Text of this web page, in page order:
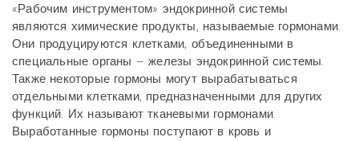
«Рабочим инструментом» эндокринной системы
являются химические продукты, называемые гормонами.
Они продуцируются клетками, объединенными в
специальные органы – железы эндокринной системы.
Также некоторые гормоны могут вырабатываться
отдельными клетками, предназначенными для других
функций. Их называют тканевыми гормонами.
Выработанные гормоны поступают в кровь и